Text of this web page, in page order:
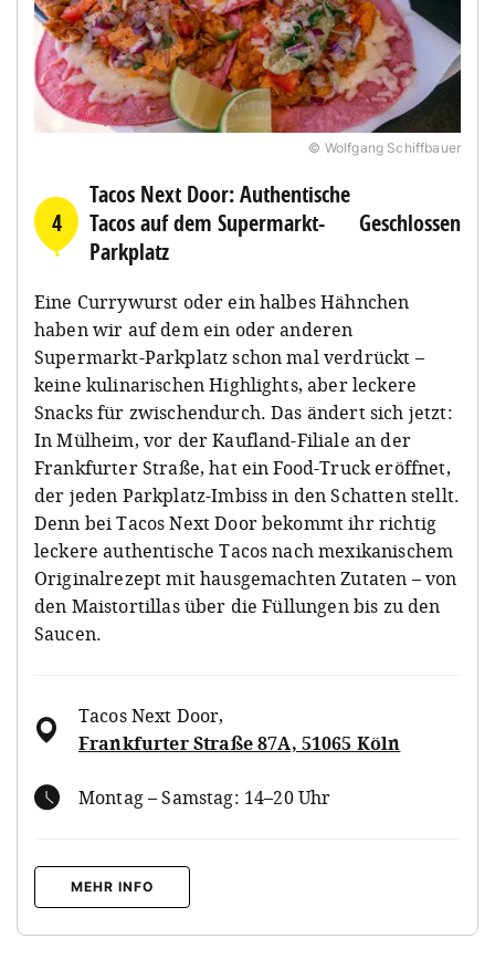
© Wolfgang Schiffbauer
4
Tacos Next Door: Authentische
Tacos auf dem Supermarkt-
Parkplatz
Geschlossen
Eine Currywurst oder ein halbes Hähnchen
haben wir auf dem ein oder anderen
Supermarkt-Parkplatz schon mal verdrückt –
keine kulinarischen Highlights, aber leckere
Snacks für zwischendurch. Das ändert sich jetzt:
In Mülheim, vor der Kaufland-Filiale an der
Frankfurter Straße, hat ein Food-Truck eröffnet,
der jeden Parkplatz-Imbiss in den Schatten stellt.
Denn bei Tacos Next Door bekommt ihr richtig
leckere authentische Tacos nach mexikanischem
Originalrezept mit hausgemachten Zutaten – von
den Maistortillas über die Füllungen bis zu den
Saucen.
Tacos Next Door,
Frankfurter Straße 87A, 51065 Köln
Montag – Samstag: 14–20 Uhr
MEHR INFO